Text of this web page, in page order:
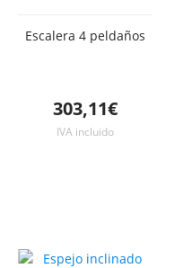
Escalera 4 peldaños
303,11€
IVA incluido